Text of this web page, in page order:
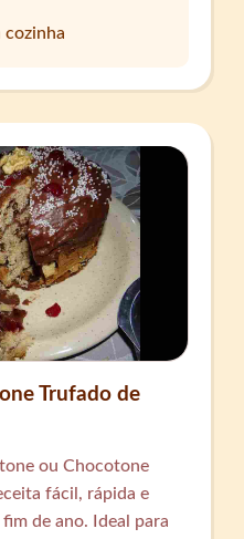
cozinha
Trufado de
ou Chocotone
fácil, rápida e
de ano. Ideal para